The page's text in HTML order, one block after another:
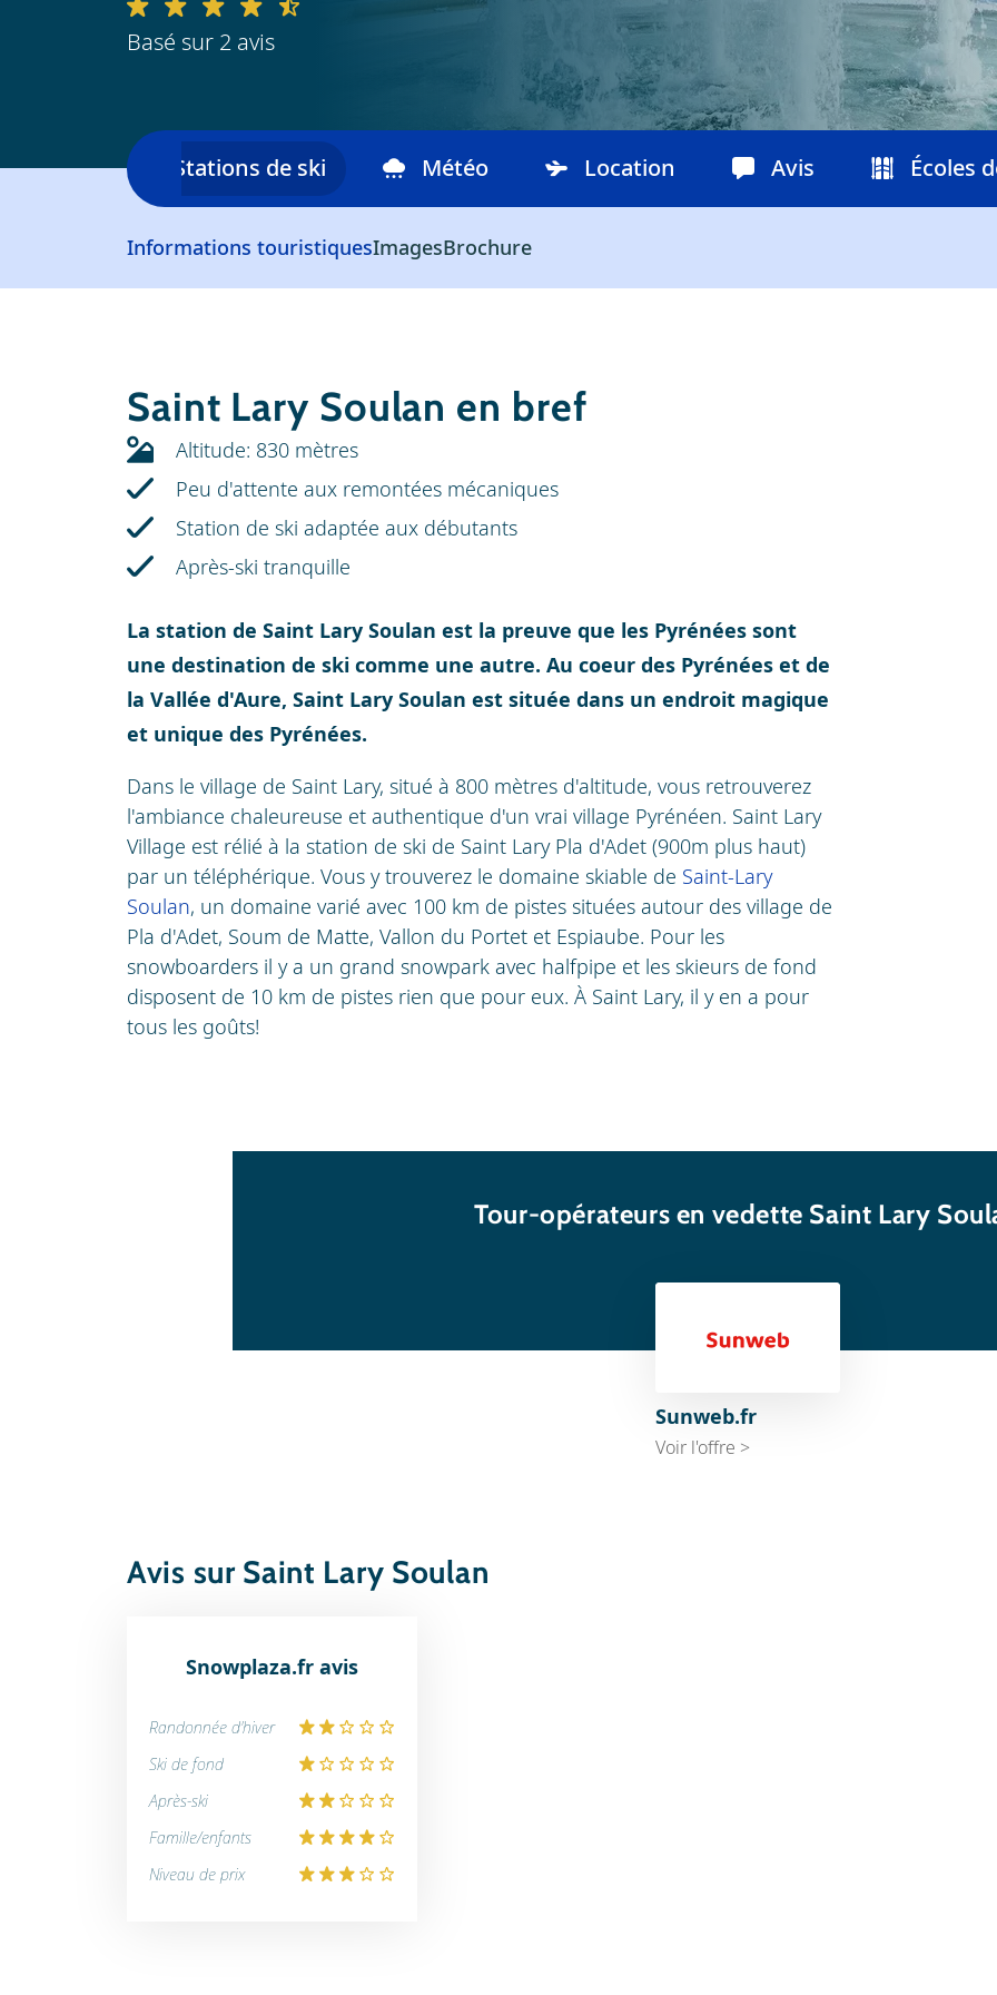
Basé sur 2 avis
Stations de ski Météo Location Avis Écoles
Informations touristiquesImagesBrochure
Saint Lary Soulan en bref
Altitude: 830 mètres
Peu d'attente aux remontées mécaniques
Station de ski adaptée aux débutants
Après-ski tranquille
La station de Saint Lary Soulan est la preuve que les Pyrénées sont
une destination de ski comme une autre. Au coeur des Pyrénées et de
la Vallée d'Aure, Saint Lary Soulan est située dans un endroit magique
et unique des Pyrénées.
Dans le village de Saint Lary, situé à 800 mètres d'altitude, vous retrouverez
l'ambiance chaleureuse et authentique d'un vrai village Pyrénéen. Saint Lary
Village est rélié à la station de ski de Saint Lary Pla d'Adet (900m plus haut)
par un téléphérique. Vous y trouverez le domaine skiable de Saint-Lary
Soulan, un domaine varié avec 100 km de pistes situées autour des village de
Pla d'Adet, Soum de Matte, Vallon du Portet et Espiaube. Pour les
snowboarders il y a un grand snowpark avec halfpipe et les skieurs de fond
disposent de 10 km de pistes rien que pour eux. À Saint Lary, il y en a pour
tous les goûts!
Tour-opérateurs en vedette Saint Lary
Sunweb.fr
Voir l'offre >
Avis sur Saint Lary Soulan
Snowplaza.fr avis
Randonnée d'hiver
Ski de fond
Après-ski
Famille/enfants
Niveau de prix